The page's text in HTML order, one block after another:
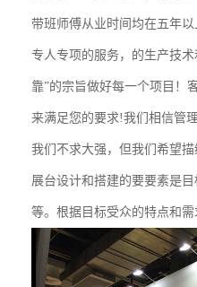
带班师傅从业时间均在五年
专人专项的服务，的生产技
靠”的宗旨做好每一个项目！
来满足您的要求!我们相信管
我们不求大强，但我们希望
展台设计和搭建的要要素是
等。根据目标受众的特点和